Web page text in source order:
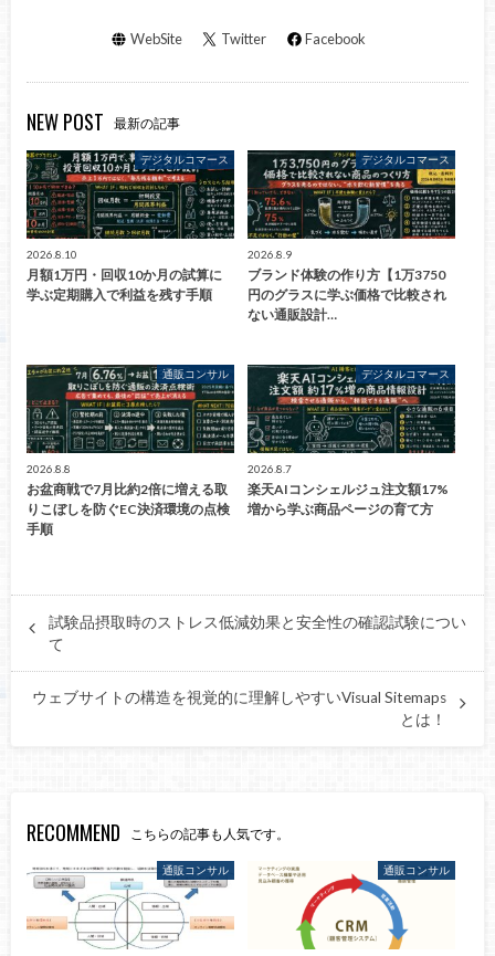
WebSite Twitter Facebook
NEW POST 最新の記事
デジタルコマース
2026.8.10
月額1万円・回収10か月の試算に
学ぶ定期購入で利益を残す手順
デジタルコマース
2026.8.9
ブランド体験の作り方【1万3750
円のグラスに学ぶ価格で比較され
ない通販設計…
通販コンサル
2026.8.8
お盆商戦で7月比約2倍に増える取
りこぼしを防ぐEC決済環境の点検
手順
デジタルコマース
2026.8.7
楽天AIコンシェルジュ注文額17%
増から学ぶ商品ページの育て方
試験品摂取時のストレス低減効果と安全性の確認試験につい
て
ウェブサイトの構造を視覚的に理解しやすいVisual Sitemaps
とは！
RECOMMEND こちらの記事も人気です。
通販コンサル 通販コンサル